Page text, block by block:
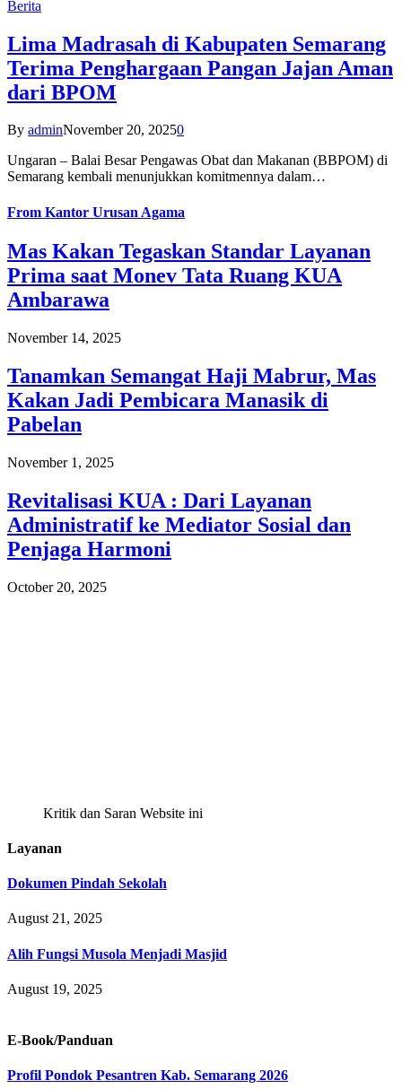
Berita
Lima Madrasah di Kabupaten Semarang
Terima Penghargaan Pangan Jajan Aman
dari BPOM
By adminNovember 20, 20250
Ungaran – Balai Besar Pengawas Obat dan Makanan (BBPOM) di
Semarang kembali menunjukkan komitmennya dalam…
From Kantor Urusan Agama
Mas Kakan Tegaskan Standar Layanan
Prima saat Monev Tata Ruang KUA
Ambarawa
November 14, 2025
Tanamkan Semangat Haji Mabrur, Mas
Kakan Jadi Pembicara Manasik di
Pabelan
November 1, 2025
Revitalisasi KUA : Dari Layanan
Administratif ke Mediator Sosial dan
Penjaga Harmoni
October 20, 2025
Kritik dan Saran Website ini
Layanan
Dokumen Pindah Sekolah
August 21, 2025
Alih Fungsi Musola Menjadi Masjid
August 19, 2025
E-Book/Panduan
Profil Pondok Pesantren Kab. Semarang 2026